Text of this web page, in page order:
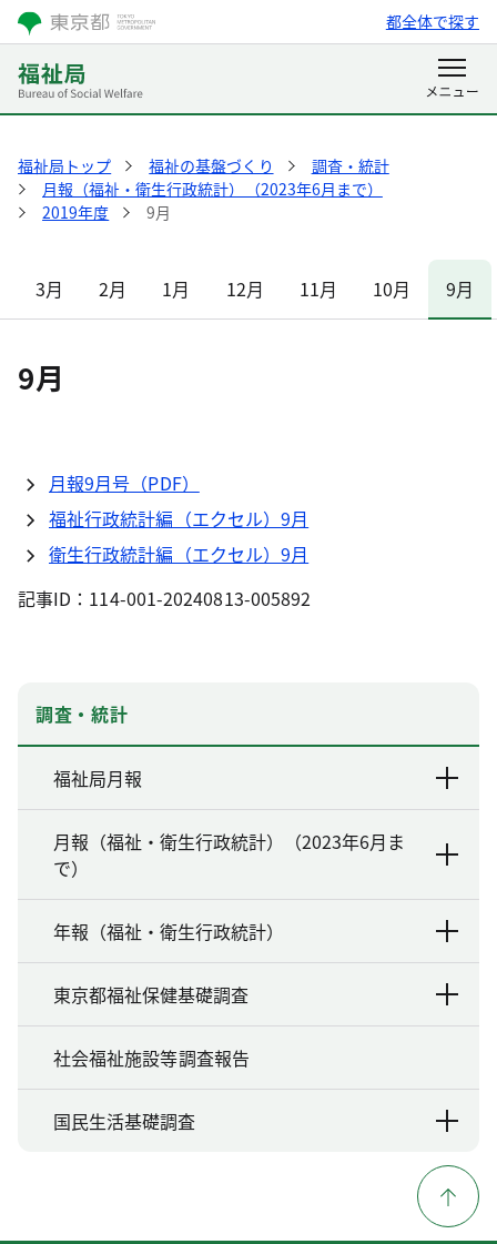
都全体で探す
福祉局トップ 福祉の基盤づくり
調査・統計
月報（福祉・衛生行政統計）（2023年6月まで）
2019年度
9月
3月 2月 1月 12月 11月 10月 9月
9月
月報9月号（PDF）
福祉行政統計編（エクセル）9月
衛生行政統計編（エクセル）9月
記事ID：114-001-20240813-005892
調査・統計
福祉局月報
月報（福祉・衛生行政統計）（2023年6月ま
で）
年報（福祉・衛生行政統計）
東京都福祉保健基礎調査
社会福祉施設等調査報告
国民生活基礎調査